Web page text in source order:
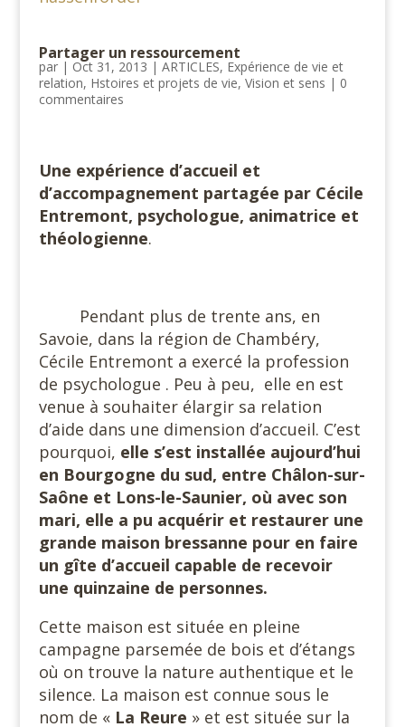
Partager un ressourcement
par | Oct 31, 2013 | ARTICLES, Expérience de vie et
relation, Hstoires et projets de vie, Vision et sens | 0
commentaires
Une expérience d’accueil et
d’accompagnement partagée par Cécile
Entremont, psychologue, animatrice et
théologienne.
Pendant plus de trente ans, en
Savoie, dans la région de Chambéry,
Cécile Entremont a exercé la profession
de psychologue . Peu à peu, elle en est
venue à souhaiter élargir sa relation
d’aide dans une dimension d’accueil. C’est
pourquoi, elle s’est installée aujourd’hui
en Bourgogne du sud, entre Châlon-sur-
Saône et Lons-le-Saunier, où avec son
mari, elle a pu acquérir et restaurer une
grande maison bressanne pour en faire
un gîte d’accueil capable de recevoir
une quinzaine de personnes.
Cette maison est située en pleine
campagne parsemée de bois et d’étangs
où on trouve la nature authentique et le
silence. La maison est connue sous le
nom de « La Reure » et est située sur la